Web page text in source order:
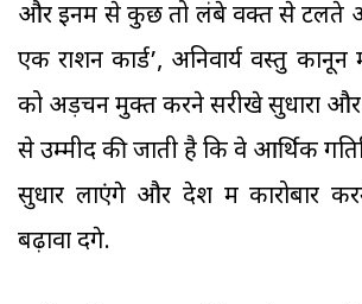
और इनमें से कुछ तो लंबे वक्त से टलते आ
एक राशन कार्ड’, अनिवार्य वस्तु कानून
को अड़चन मुक्त करने सरीखे सुधारों
से उम्मीद की जाती है कि वे आर्थिक
सुधार लाएंगे और देश में कारोबार
बढ़ावा देंगे.